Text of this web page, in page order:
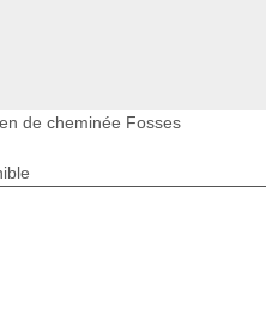
de cheminée Fosses